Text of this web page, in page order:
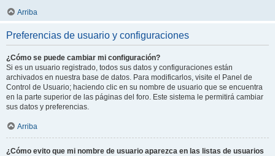
Arriba
Preferencias de usuario y configuraciones
¿Cómo se puede cambiar mi configuración?
Si es un usuario registrado, todos sus datos y configuraciones están
archivados en nuestra base de datos. Para modificarlos, visite el Panel de
Control de Usuario; haciendo clic en su nombre de usuario que se encuentra
en la parte superior de las páginas del foro. Este sistema le permitirá cambiar
sus datos y preferencias.
Arriba
¿Cómo evito que mi nombre de usuario aparezca en las listas de usuarios